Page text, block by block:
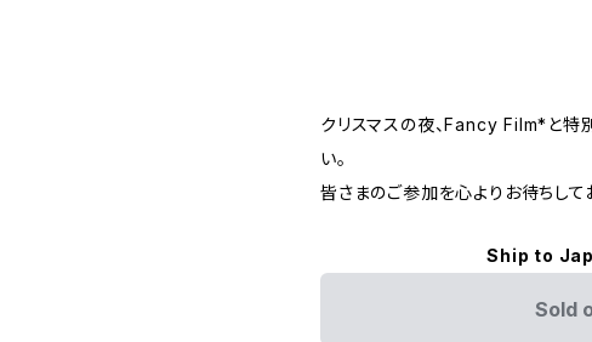
クリスマスの夜、Fancy Film*と特
い。
皆さまのご参加を心よりお待ちして
Ship to
Sold